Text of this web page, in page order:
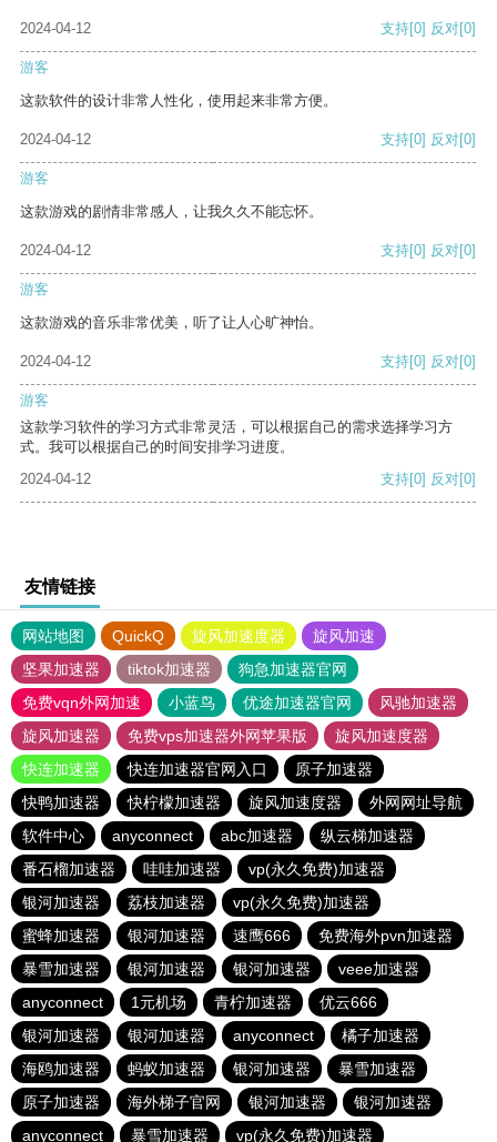
2024-04-12 支持[0] 反对[0]
游客
这款软件的设计非常人性化，使用起来非常方便。
2024-04-12 支持[0] 反对[0]
游客
这款游戏的剧情非常感人，让我久久不能忘怀。
2024-04-12 支持[0] 反对[0]
游客
这款游戏的音乐非常优美，听了让人心旷神怡。
2024-04-12 支持[0] 反对[0]
游客
这款学习软件的学习方式非常灵活，可以根据自己的需求选择学习方
式。我可以根据自己的时间安排学习进度。
2024-04-12
支持[0] 反对[0]
友情链接
网站地图 QuickQ 旋风加速度器
旋风加速
坚果加速器
tiktok加速器
狗急加速器官网
免费vqn外网加速
小蓝鸟 优途加速器官网
风驰加速器
旋风加速器
免费vps加速器外网苹果版
旋风加速度器
快连加速器
快连加速器官网入口
原子加速器
快鸭加速器
快柠檬加速器 旋风加速度器
外网网址导航
软件中心
anyconnect abc加速器
纵云梯加速器
番石榴加速器
哇哇加速器
vp(永久免费)加速器
银河加速器
荔枝加速器
vp(永久免费)加速器
蜜蜂加速器
银河加速器 速鹰666
免费海外pvn加速器
暴雪加速器
银河加速器 银河加速器
veee加速器
anyconnect
1元机场 青柠加速器
优云666
银河加速器
银河加速器 anyconnect
橘子加速器
海鸥加速器
蚂蚁加速器 银河加速器
暴雪加速器
原子加速器
海外梯子官网 银河加速器
银河加速器
anyconnect
暴雪加速器 vp(永久免费)加速器